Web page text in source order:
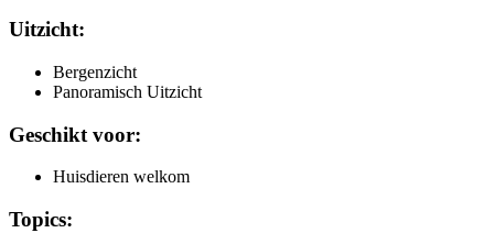
Uitzicht:
Bergenzicht
Panoramisch Uitzicht
Geschikt voor:
Huisdieren welkom
Topics: